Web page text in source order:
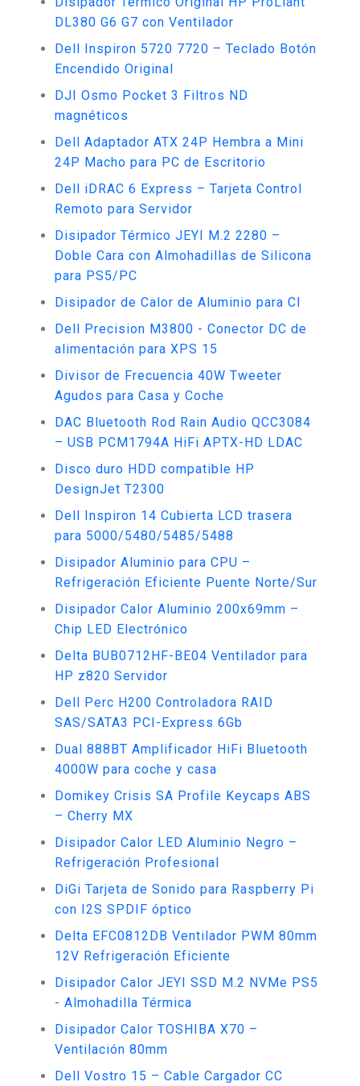
DL380 G6 G7 con Ventilador
Dell Inspiron 5720 7720 – Teclado Botón
Encendido Original
DJI Osmo Pocket 3 Filtros ND
magnéticos
Dell Adaptador ATX 24P Hembra a Mini
24P Macho para PC de Escritorio
Dell iDRAC 6 Express – Tarjeta Control
Remoto para Servidor
Disipador Térmico JEYI M.2 2280 –
Doble Cara con Almohadillas de Silicona
para PS5/PC
Disipador de Calor de Aluminio para CI
Dell Precision M3800 - Conector DC de
alimentación para XPS 15
Divisor de Frecuencia 40W Tweeter
Agudos para Casa y Coche
DAC Bluetooth Rod Rain Audio QCC3084
– USB PCM1794A HiFi APTX-HD LDAC
Disco duro HDD compatible HP
DesignJet T2300
Dell Inspiron 14 Cubierta LCD trasera
para 5000/5480/5485/5488
Disipador Aluminio para CPU –
Refrigeración Eficiente Puente Norte/Sur
Disipador Calor Aluminio 200x69mm –
Chip LED Electrónico
Delta BUB0712HF-BE04 Ventilador para
HP z820 Servidor
Dell Perc H200 Controladora RAID
SAS/SATA3 PCI-Express 6Gb
Dual 888BT Amplificador HiFi Bluetooth
4000W para coche y casa
Domikey Crisis SA Profile Keycaps ABS
– Cherry MX
Disipador Calor LED Aluminio Negro –
Refrigeración Profesional
DiGi Tarjeta de Sonido para Raspberry Pi
con I2S SPDIF óptico
Delta EFC0812DB Ventilador PWM 80mm
12V Refrigeración Eficiente
Disipador Calor JEYI SSD M.2 NVMe PS5
- Almohadilla Térmica
Disipador Calor TOSHIBA X70 –
Ventilación 80mm
Dell Vostro 15 – Cable Cargador CC